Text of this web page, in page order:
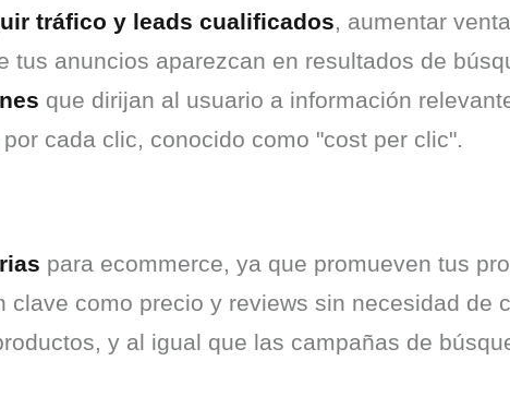
tráfico y leads cualificados, aumentar
tus anuncios aparezcan en resultados de
que dirijan al usuario a información
cada clic, conocido como "cost per clic".
para ecommerce, ya que promueven tus
clave como precio y reviews sin necesidad de
y al igual que las campañas de